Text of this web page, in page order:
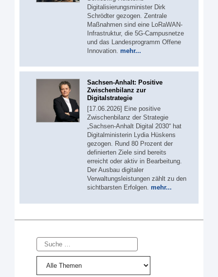
Digitalisierungsminister Dirk
Schrödter gezogen. Zentrale
Maßnahmen sind eine LoRaWAN-
Infrastruktur, die 5G-Campusnetze
und das Landesprogramm Offene
Innovation. mehr...
Sachsen-Anhalt: Positive
Zwischenbilanz zur
Digitalstrategie
[17.06.2026] Eine positive
Zwischenbilanz der Strategie
„Sachsen-Anhalt Digital 2030“ hat
Digitalministerin Lydia Hüskens
gezogen. Rund 80 Prozent der
definierten Ziele sind bereits
erreicht oder aktiv in Bearbeitung.
Der Ausbau digitaler
Verwaltungsleistungen zählt zu den
sichtbarsten Erfolgen. mehr...
Suche